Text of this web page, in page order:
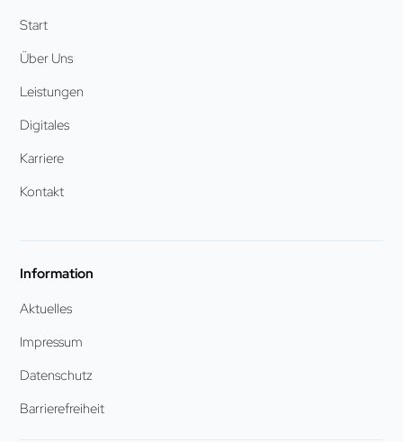
Start
Über Uns
Leistungen
Digitales
Karriere
Kontakt
Information
Aktuelles
Impressum
Datenschutz
Barrierefreiheit